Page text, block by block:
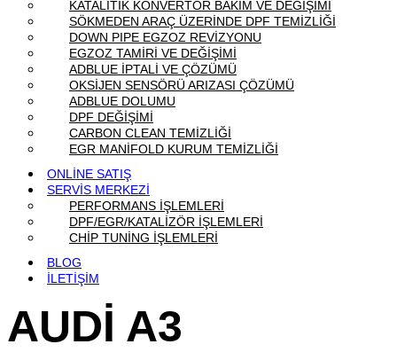
KATALİTİK KONVERTÖR BAKIM VE DEĞİŞİMİ
SÖKMEDEN ARAÇ ÜZERİNDE DPF TEMİZLİĞİ
DOWN PIPE EGZOZ REVİZYONU
EGZOZ TAMİRİ VE DEĞİŞİMİ
ADBLUE İPTALİ VE ÇÖZÜMÜ
OKSİJEN SENSÖRÜ ARIZASI ÇÖZÜMÜ
ADBLUE DOLUMU
DPF DEĞİŞİMİ
CARBON CLEAN TEMİZLİĞİ
EGR MANİFOLD KURUM TEMİZLİĞİ
ONLİNE SATIŞ
SERVİS MERKEZİ
PERFORMANS İŞLEMLERİ
DPF/EGR/KATALİZÖR İŞLEMLERİ
CHİP TUNİNG İŞLEMLERİ
BLOG
İLETİŞİM
AUDİ A3